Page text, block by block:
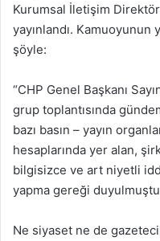
Kurumsal İletişim
yayınlandı. Kamuoyunun
şöyle:
“CHP Genel Başkanı
grup toplantısında
bazı basın – yayın
hesaplarında yer alan,
bilgisizce ve art niyetli
yapma gereği
Ne siyaset ne de